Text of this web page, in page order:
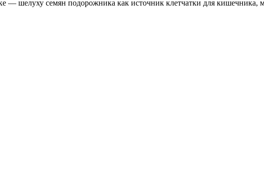
— шелуху семян подорожника как источник клетчатки для кишечника,